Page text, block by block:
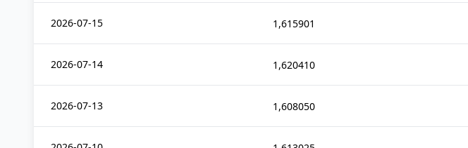
2026-07-15 1,615901
2026-07-14 1,620410
2026-07-13 1,608050